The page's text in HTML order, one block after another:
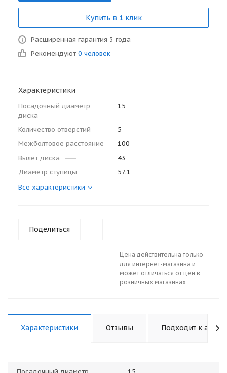
Купить в 1 клик
Расширенная гарантия 3 года
Рекомендуют 0 человек
Характеристики
Посадочный диаметр
диска
15
Количество отверстий
5
Межболтовое расстояние
100
Вылет диска
43
Диаметр ступицы
57.1
Все характеристики
Поделиться
Цена действительна только
для интернет-магазина и
может отличаться от цен в
розничных магазинах
Характеристики Отзывы Подходит к авто